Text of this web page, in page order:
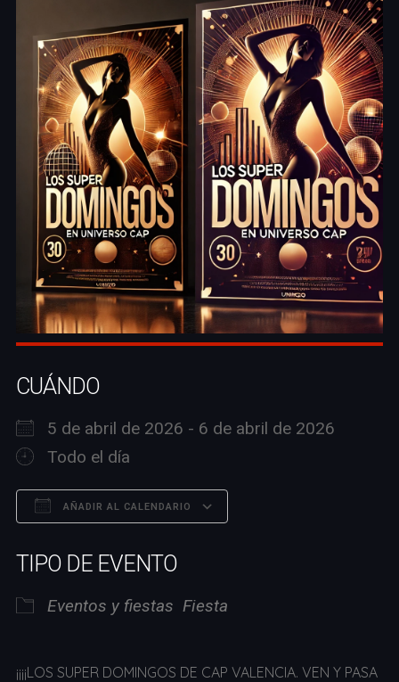
CUÁNDO
5 de abril de 2026 - 6 de abril de 2026
Todo el día
AÑADIR AL CALENDARIO
TIPO DE EVENTO
Eventos y fiestas Fiesta
¡¡¡¡LOS SUPER DOMINGOS DE CAP VALENCIA. VEN Y PASA